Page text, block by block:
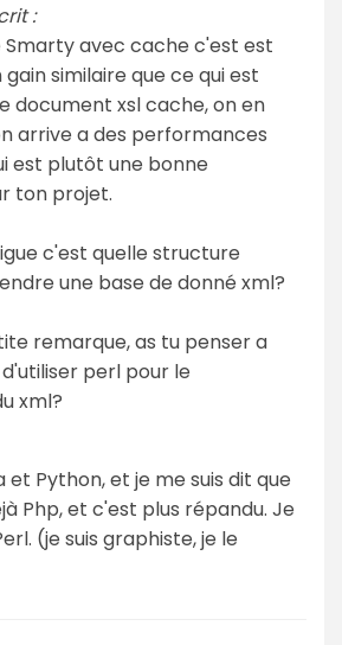
:
Smarty avec cache c'est est
similaire que ce qui est
document xsl cache, on en
arrive a des performances
est plutôt une bonne
ton projet.
c'est quelle structure
une base de donné xml?
remarque, as tu penser a
perl pour le
xml?
et Python, et je me suis dit que
Php, et c'est plus répandu. Je
(je suis graphiste, je le